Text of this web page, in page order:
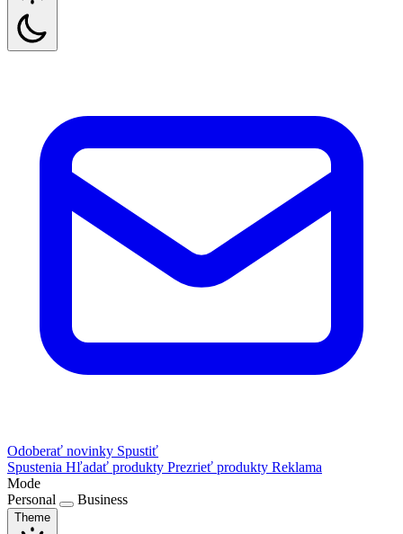
Odoberať novinky Spustiť
Spustenia Hľadať produkty Prezrieť produkty Reklama
Mode
Personal
Business
Theme